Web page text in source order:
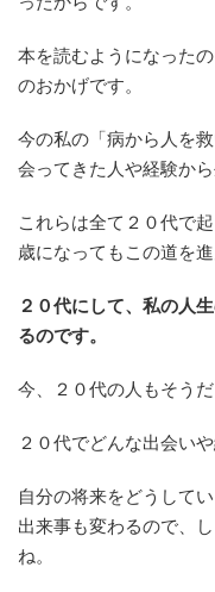
本を読むようになった
のおかげです。
今の私の「病から人を
会ってきた人や経験か
これらは全て２０代で
歳になってもこの道を
２０代にして、私の人
るのです。
今、２０代の人もそうだ
２０代でどんな出会い
自分の将来をどうして
出来事も変わるので、
ね。